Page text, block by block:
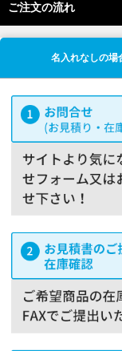
ご注文の流れ
名入れなしの場